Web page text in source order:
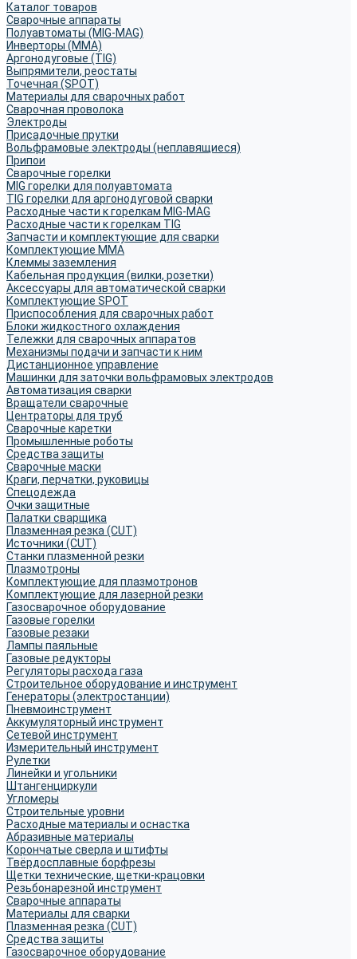
Каталог товаров
Сварочные аппараты
Полуавтоматы (MIG-MAG)
Инверторы (MMA)
Аргонодуговые (TIG)
Выпрямители, реостаты
Точечная (SPOT)
Материалы для сварочных работ
Сварочная проволока
Электроды
Присадочные прутки
Вольфрамовые электроды (неплавящиеся)
Припои
Сварочные горелки
MIG горелки для полуавтомата
TIG горелки для аргонодуговой сварки
Расходные части к горелкам MIG-MAG
Расходные части к горелкам TIG
Запчасти и комплектующие для сварки
Комплектующие ММА
Клеммы заземления
Кабельная продукция (вилки, розетки)
Аксессуары для автоматической сварки
Комплектующие SPOT
Приспособления для сварочных работ
Блоки жидкостного охлаждения
Тележки для сварочных аппаратов
Механизмы подачи и запчасти к ним
Дистанционное управление
Машинки для заточки вольфрамовых электродов
Автоматизация сварки
Вращатели сварочные
Центраторы для труб
Сварочные каретки
Промышленные роботы
Средства защиты
Сварочные маски
Краги, перчатки, руковицы
Спецодежда
Очки защитные
Палатки сварщика
Плазменная резка (CUT)
Источники (CUT)
Станки плазменной резки
Плазмотроны
Комплектующие для плазмотронов
Комплектующие для лазерной резки
Газосварочное оборудование
Газовые горелки
Газовые резаки
Лампы паяльные
Газовые редукторы
Регуляторы расхода газа
Строительное оборудование и инструмент
Генераторы (электростанции)
Пневмоинструмент
Аккумуляторный инструмент
Сетевой инструмент
Измерительный инструмент
Рулетки
Линейки и угольники
Штангенциркули
Угломеры
Строительные уровни
Расходные материалы и оснастка
Абразивные материалы
Корончатые сверла и штифты
Твёрдосплавные борфрезы
Щетки технические, щетки-крацовки
Резьбонарезной инструмент
Сварочные аппараты
Материалы для сварки
Плазменная резка (CUT)
Средства защиты
Газосварочное оборудование